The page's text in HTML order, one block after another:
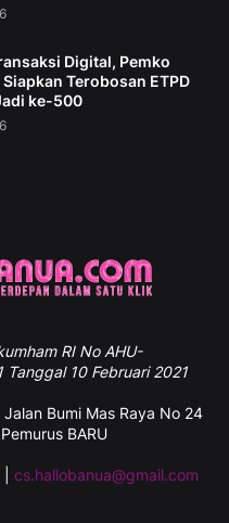
Digital, Pemko
Terobosan ETPD
ke-500
RI No AHU-
Tanggal 10 Februari 2021
Bumi Mas Raya No 24
BARU
cs.hallobanua@gmail.com